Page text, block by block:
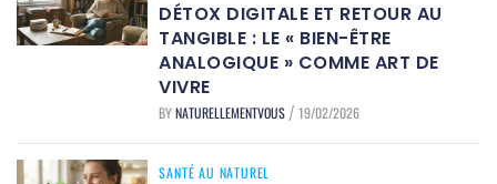
DÉTOX DIGITALE ET RETOUR AU
TANGIBLE : LE « BIEN-ÊTRE
ANALOGIQUE » COMME ART DE
VIVRE
BYNATURELLEMENTVOUS / 19/02/2026
SANTÉ AU NATUREL